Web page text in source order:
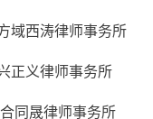
西涛律师事务所
义律师事务所
晟律师事务所